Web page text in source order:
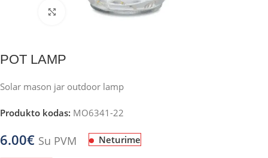
Click to enlarge
POT LAMP
Solar mason jar outdoor lamp
Produkto kodas: MO6341-22
6.00€ Su PVM Neturime